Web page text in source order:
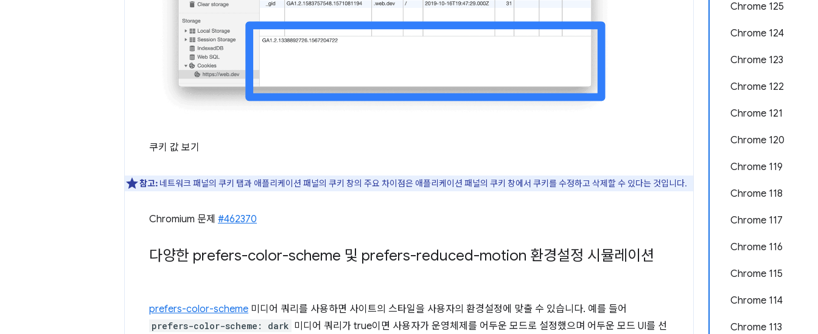
Chrome 125
Chrome 124
Chrome 123
Chrome 122
Chrome 121
Chrome 120
Chrome 119
Chrome 118
Chrome 117
Chrome 116
Chrome 115
Chrome 114
Chrome 113
쿠키 값 보기
참고: 네트워크 패널의 쿠키 탭과 애플리케이션 패널의 쿠키 창의 주요 차이점은 애플리케이션 패널의 쿠키 창에서 쿠키를 수정하고 삭제할 수 있다는 것입니다.
Chromium 문제 #462370
다양한 prefers-color-scheme 및 prefers-reduced-motion 환경설정 시뮬레이션
prefers-color-scheme 미디어 쿼리를 사용하면 사이트의 스타일을 사용자의 환경설정에 맞출 수 있습니다. 예를 들어
prefers-color-scheme: dark 미디어 쿼리가 true이면 사용자가 운영체제를 어두운 모드로 설정했으며 어두운 모드 UI를 선